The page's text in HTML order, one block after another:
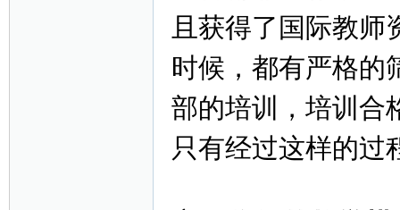
且获得了国际教师
时候，都有严格的
部的培训，培训合
只有经过这样的过